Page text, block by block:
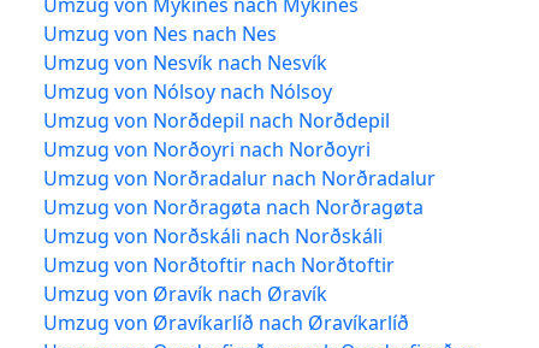
Umzug von Nes nach Nes
Umzug von Nesvík nach Nesvík
Umzug von Nólsoy nach Nólsoy
Umzug von Norðdepil nach Norðdepil
Umzug von Norðoyri nach Norðoyri
Umzug von Norðradalur nach Norðradalur
Umzug von Norðragøta nach Norðragøta
Umzug von Norðskáli nach Norðskáli
Umzug von Norðtoftir nach Norðtoftir
Umzug von Øravík nach Øravík
Umzug von Øravíkarlíð nach Øravíkarlíð